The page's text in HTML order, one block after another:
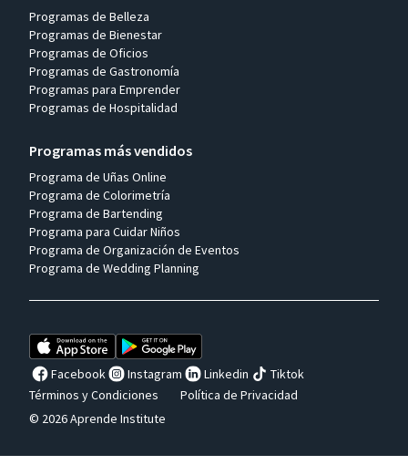
Programas de Belleza
Programas de Bienestar
Programas de Oficios
Programas de Gastronomía
Programas para Emprender
Programas de Hospitalidad
Programas más vendidos
Programa de Uñas Online
Programa de Colorimetría
Programa de Bartending
Programa para Cuidar Niños
Programa de Organización de Eventos
Programa de Wedding Planning
Facebook Instagram Linkedin
Tiktok
Términos y Condiciones
Política de Privacidad
© 2026 Aprende Institute